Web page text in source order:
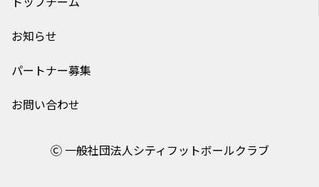
お知らせ
パートナー募集
お問い合わせ
Ⓒ 一般社団法人シティフットボールクラブ